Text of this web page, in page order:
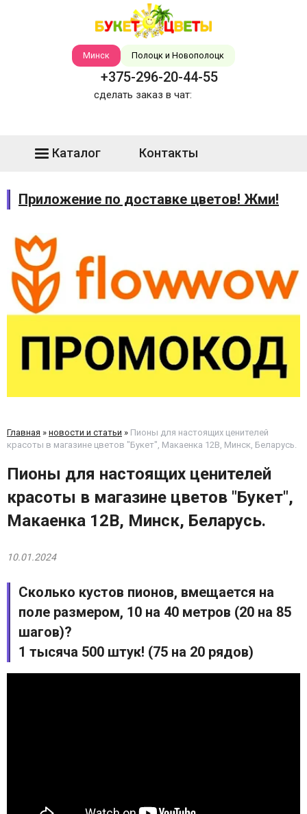
Минск Полоцк и Новополоцк
+375-296-20-44-55
сделать заказ в чат:
Каталог Контакты
Приложение по доставке цветов! Жми!
Главная » новости и статьи » Пионы для настоящих ценителей
красоты в магазине цветов "Букет", Макаенка 12B, Минск, Беларусь.
Пионы для настоящих ценителей
красоты в магазине цветов "Букет",
Макаенка 12B, Минск, Беларусь.
10.01.2024
Сколько кустов пионов, вмещается на
поле размером, 10 на 40 метров (20 на 85
шагов)?
1 тысяча 500 штук! (75 на 20 рядов)